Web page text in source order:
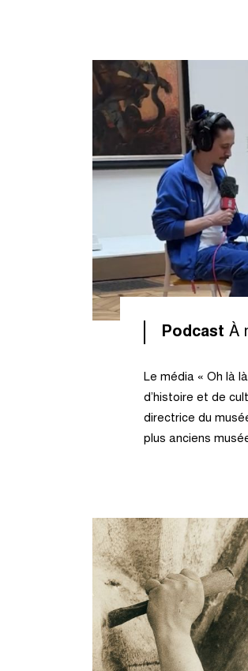
Podcast À
Le média « Oh là
d’histoire et de
directrice du
plus anciens